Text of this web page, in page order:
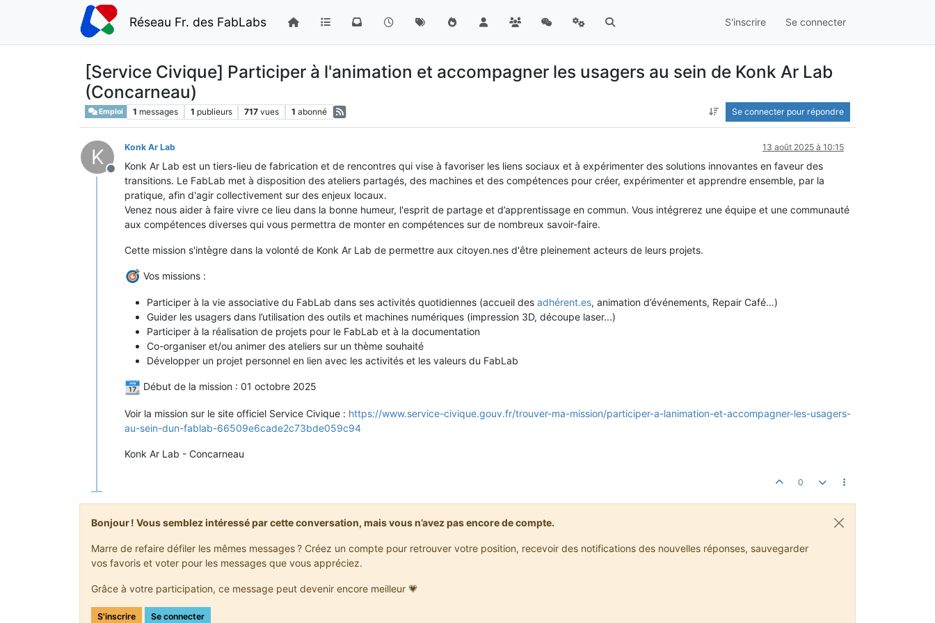
Réseau Fr. des FabLabs S'inscrire Se connecter
[Service Civique] Participer à l'animation et accompagner les usagers au sein de Konk Ar Lab
(Concarneau)
Emploi 1 messages 1 publieurs 717 vues 1 abonné Se connecter pour répondre
K
Hors-ligne
Konk Ar Lab 13 août 2025 à 10:15
Konk Ar Lab est un tiers-lieu de fabrication et de rencontres qui vise à favoriser les liens sociaux et à expérimenter des solutions innovantes en faveur des
transitions. Le FabLab met à disposition des ateliers partagés, des machines et des compétences pour créer, expérimenter et apprendre ensemble, par la
pratique, afin d'agir collectivement sur des enjeux locaux.
Venez nous aider à faire vivre ce lieu dans la bonne humeur, l'esprit de partage et d’apprentissage en commun. Vous intégrerez une équipe et une communauté
aux compétences diverses qui vous permettra de monter en compétences sur de nombreux savoir-faire.
Cette mission s'intègre dans la volonté de Konk Ar Lab de permettre aux citoyen.nes d'être pleinement acteurs de leurs projets.
Vos missions :
Participer à la vie associative du FabLab dans ses activités quotidiennes (accueil des adhérent.es, animation d’événements, Repair Café...)
Guider les usagers dans l’utilisation des outils et machines numériques (impression 3D, découpe laser...)
Participer à la réalisation de projets pour le FabLab et à la documentation
Co-organiser et/ou animer des ateliers sur un thème souhaité
Développer un projet personnel en lien avec les activités et les valeurs du FabLab
Début de la mission : 01 octobre 2025
Voir la mission sur le site officiel Service Civique : https://www.service-civique.gouv.fr/trouver-ma-mission/participer-a-lanimation-et-accompagner-les-usagers-
au-sein-dun-fablab-66509e6cade2c73bde059c94
Konk Ar Lab - Concarneau
0
Bonjour ! Vous semblez intéressé par cette conversation, mais vous n’avez pas encore de compte.
Marre de refaire défiler les mêmes messages ? Créez un compte pour retrouver votre position, recevoir des notifications des nouvelles réponses, sauvegarder
vos favoris et voter pour les messages que vous appréciez.
Grâce à votre participation, ce message peut devenir encore meilleur 💗
S'inscrire Se connecter